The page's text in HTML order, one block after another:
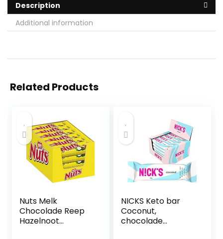
Description
Additional information
Related Products
Nuts Melk
Chocolade Reep
Hazelnoot
NICKS Keto bar
Coconut,
chocolade